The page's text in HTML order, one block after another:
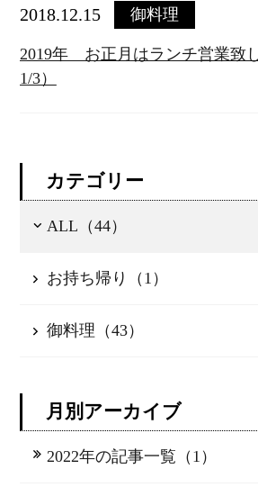
2018.12.15 御料理
2019年 お正月はランチ営業致
1/3）
カテゴリー
ALL（44）
お持ち帰り（1）
御料理（43）
月別アーカイブ
2022年の記事一覧（1）